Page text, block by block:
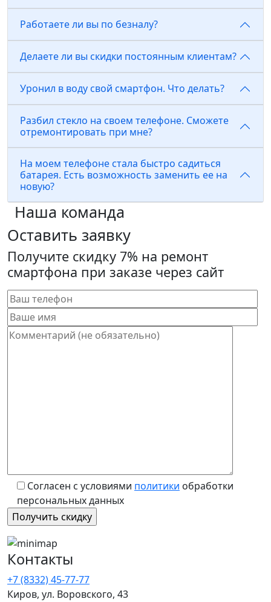
Работаете ли вы по безналу?
Делаете ли вы скидки постоянным клиентам?
Уронил в воду свой смартфон. Что делать?
Разбил стекло на своем телефоне. Сможете
отремонтировать при мне?
На моем телефоне стала быстро садиться
батарея. Есть возможность заменить ее на
новую?
Наша команда
Оставить заявку
Получите скидку 7% на ремонт
смартфона при заказе через сайт
Согласен с условиями политики обработки
персональных данных
Контакты
+7 (8332) 45-77-77
Киров, ул. Воровского, 43